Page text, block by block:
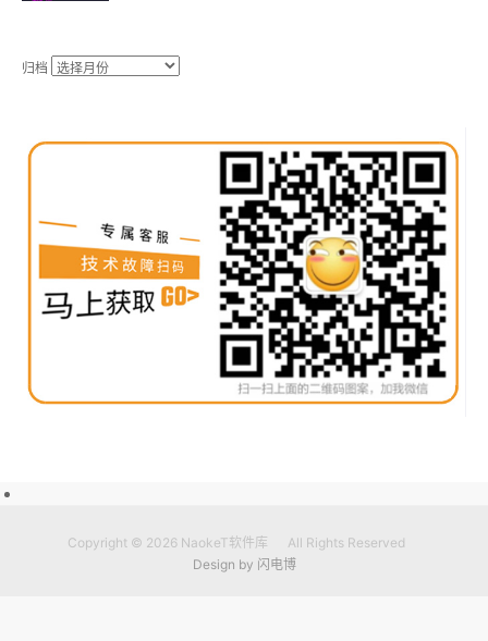
归档
Copyright © 2026 NaokeT软件库
All Rights Reserved
Design by 闪电博